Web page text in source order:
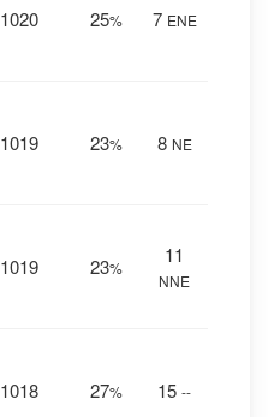
1020 25% 7 ENE
1019 23% 8 NE
1019 23%
11
NNE
1018 27% 15 --